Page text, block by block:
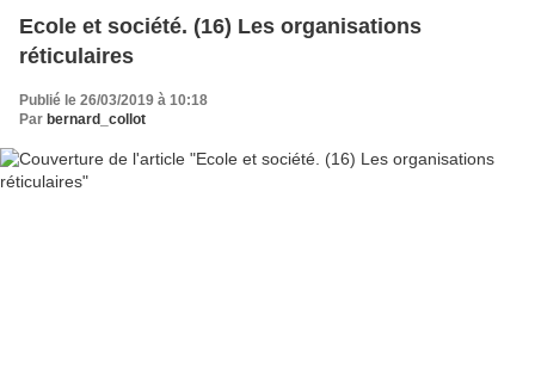
Ecole et société. (16) Les organisations
réticulaires
Publié le 26/03/2019 à 10:18
Par bernard_collot